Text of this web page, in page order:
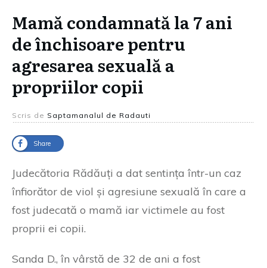
Mamă condamnată la 7 ani
de închisoare pentru
agresarea sexuală a
propriilor copii
Scris de Saptamanalul de Radauti
Share
Judecătoria Rădăuți a dat sentința într-un caz
înfiorător de viol și agresiune sexuală în care a
fost judecată o mamă iar victimele au fost
proprii ei copii.
Sanda D., în vârstă de 32 de ani a fost